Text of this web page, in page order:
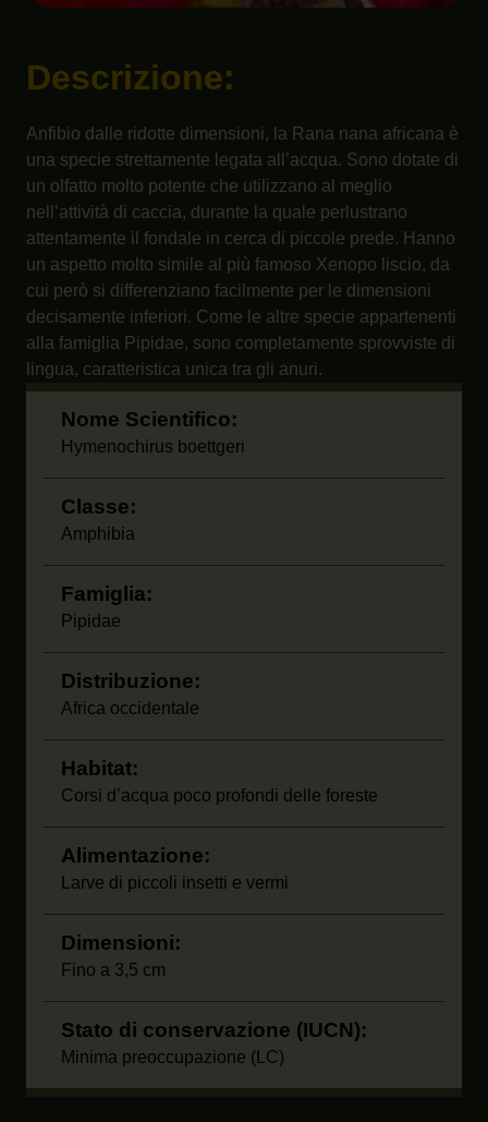
Descrizione:
Anfibio dalle ridotte dimensioni, la Rana nana africana è
una specie strettamente legata all’acqua. Sono dotate di
un olfatto molto potente che utilizzano al meglio
nell’attività di caccia, durante la quale perlustrano
attentamente il fondale in cerca di piccole prede. Hanno
un aspetto molto simile al più famoso Xenopo liscio, da
cui però si differenziano facilmente per le dimensioni
decisamente inferiori. Come le altre specie appartenenti
alla famiglia Pipidae, sono completamente sprovviste di
lingua, caratteristica unica tra gli anuri.
Nome Scientifico:
Hymenochirus boettgeri
Classe:
Amphibia
Famiglia:
Pipidae
Distribuzione:
Africa occidentale
Habitat:
Corsi d’acqua poco profondi delle foreste
Alimentazione:
Larve di piccoli insetti e vermi
Dimensioni:
Fino a 3,5 cm
Stato di conservazione (IUCN):
Minima preoccupazione (LC)